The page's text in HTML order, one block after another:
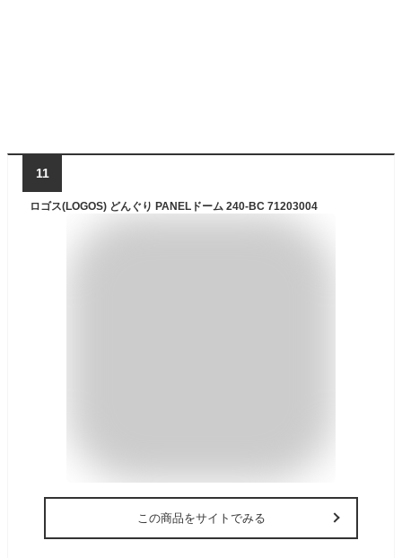
11
ロゴス(LOGOS) どんぐり PANELドーム 240-BC 71203004
この商品をサイトでみる